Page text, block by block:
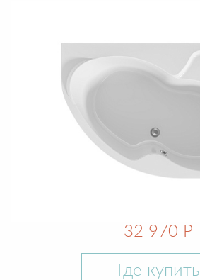
32 970 Р
Где купить